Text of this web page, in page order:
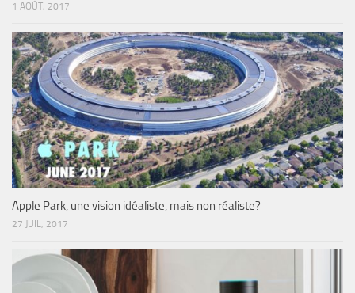
1 AOÛT, 2017
Apple Park, une vision idéaliste, mais non réaliste?
27 JUIL, 2017